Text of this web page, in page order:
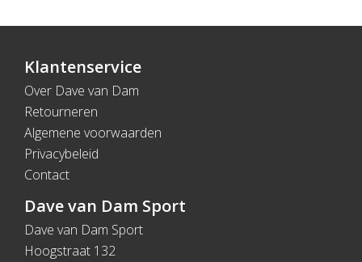
Klantenservice
Over Dave van Dam
Retourneren
Algemene voorwaarden
Privacybeleid
Contact
Dave van Dam Sport
Dave van Dam Sport
Hoogstraat 132